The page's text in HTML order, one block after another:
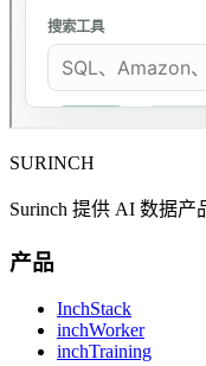
SURINCH
Surinch 提供 AI 数据产
产品
InchStack
inchWorker
inchTraining